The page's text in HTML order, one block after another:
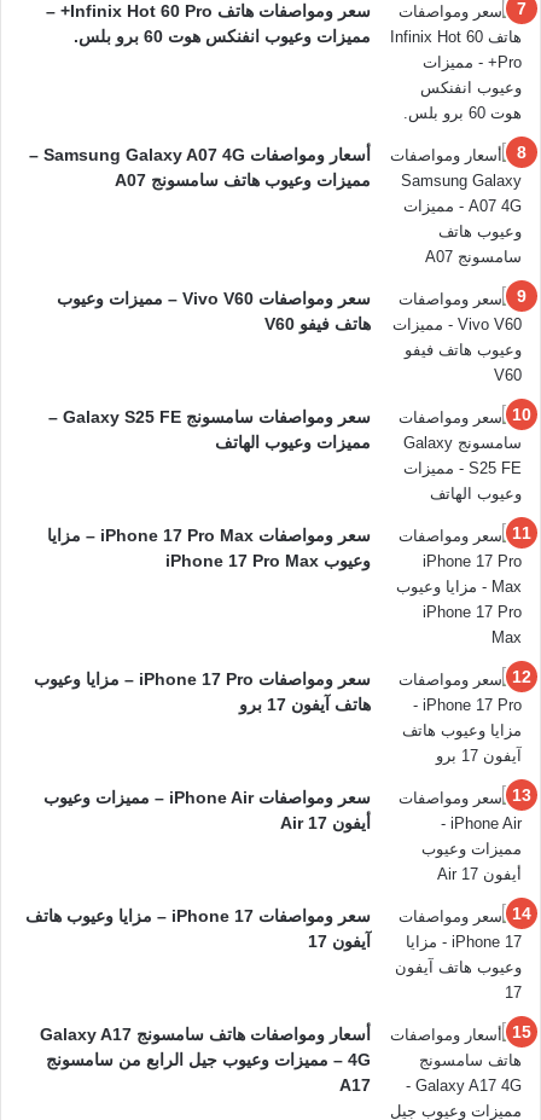
سعر ومواصفات هاتف Infinix Hot 60 Pro+ –
مميزات وعيوب انفنكس هوت 60 برو بلس.
أسعار ومواصفات Samsung Galaxy A07 4G –
مميزات وعيوب هاتف سامسونج A07
سعر ومواصفات Vivo V60 – مميزات وعيوب
هاتف فيفو V60
سعر ومواصفات سامسونج Galaxy S25 FE –
مميزات وعيوب الهاتف
سعر ومواصفات iPhone 17 Pro Max – مزايا
وعيوب iPhone 17 Pro Max
سعر ومواصفات iPhone 17 Pro – مزايا وعيوب
هاتف آيفون 17 برو
سعر ومواصفات iPhone Air – مميزات وعيوب
أيفون 17 Air
سعر ومواصفات iPhone 17 – مزايا وعيوب هاتف
آيفون 17
أسعار ومواصفات هاتف سامسونج Galaxy A17
4G – مميزات وعيوب جيل الرابع من سامسونج
A17